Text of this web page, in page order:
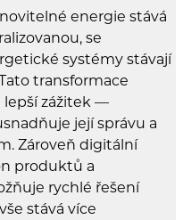
energie stává
se
systémy stávají
transformace
lepší zážitek —
její správu a
Zároveň digitální
produktů a
rychlé řešení
stává více